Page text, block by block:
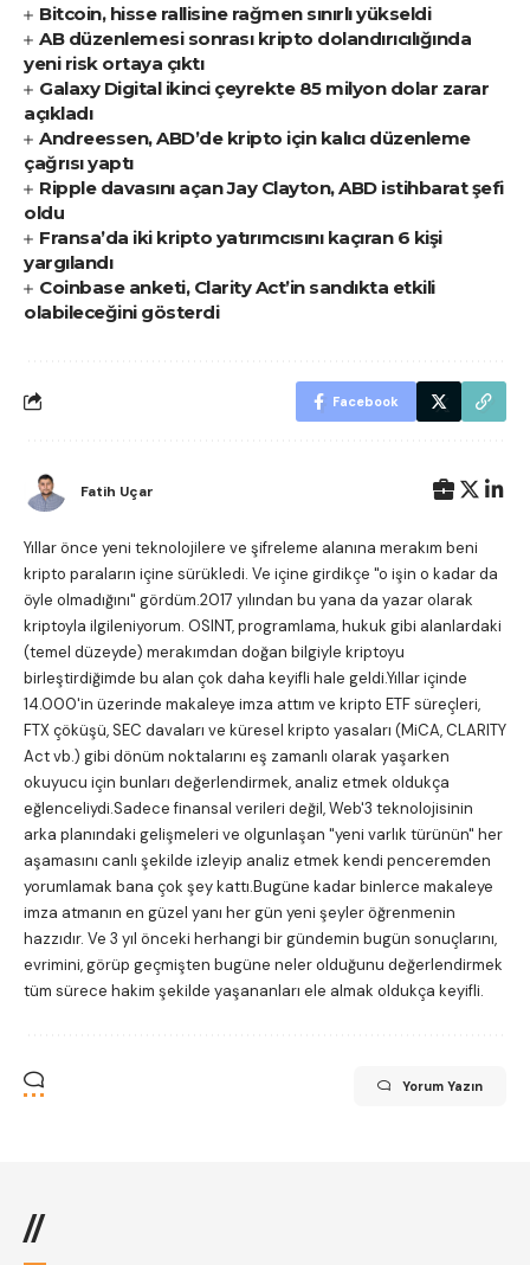
Bitcoin, hisse rallisine rağmen sınırlı yükseldi
AB düzenlemesi sonrası kripto dolandırıcılığında
yeni risk ortaya çıktı
Galaxy Digital ikinci çeyrekte 85 milyon dolar zarar
açıkladı
Andreessen, ABD’de kripto için kalıcı düzenleme
çağrısı yaptı
Ripple davasını açan Jay Clayton, ABD istihbarat şefi
oldu
Fransa’da iki kripto yatırımcısını kaçıran 6 kişi
yargılandı
Coinbase anketi, Clarity Act’in sandıkta etkili
olabileceğini gösterdi
Facebook
Fatih Uçar
Yıllar önce yeni teknolojilere ve şifreleme alanına merakım beni
kripto paraların içine sürükledi. Ve içine girdikçe "o işin o kadar da
öyle olmadığını" gördüm.2017 yılından bu yana da yazar olarak
kriptoyla ilgileniyorum. OSINT, programlama, hukuk gibi alanlardaki
(temel düzeyde) merakımdan doğan bilgiyle kriptoyu
birleştirdiğimde bu alan çok daha keyifli hale geldi.Yıllar içinde
14.000'in üzerinde makaleye imza attım ve kripto ETF süreçleri,
FTX çöküşü, SEC davaları ve küresel kripto yasaları (MiCA, CLARITY
Act vb.) gibi dönüm noktalarını eş zamanlı olarak yaşarken
okuyucu için bunları değerlendirmek, analiz etmek oldukça
eğlenceliydi.Sadece finansal verileri değil, Web'3 teknolojisinin
arka planındaki gelişmeleri ve olgunlaşan "yeni varlık türünün" her
aşamasını canlı şekilde izleyip analiz etmek kendi penceremden
yorumlamak bana çok şey kattı.Bugüne kadar binlerce makaleye
imza atmanın en güzel yanı her gün yeni şeyler öğrenmenin
hazzıdır. Ve 3 yıl önceki herhangi bir gündemin bugün sonuçlarını,
evrimini, görüp geçmişten bugüne neler olduğunu değerlendirmek
tüm sürece hakim şekilde yaşananları ele almak oldukça keyifli.
Yorum Yazın
//